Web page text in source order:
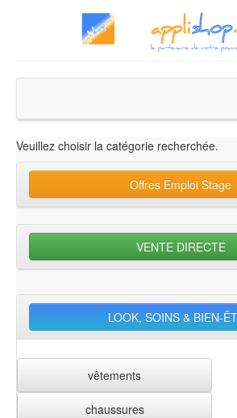
Veuillez choisir la catégorie recherchée.
Offres Emploi Stage
VENTE DIRECTE
LOOK, SOINS & BIEN-
vêtements
chaussures